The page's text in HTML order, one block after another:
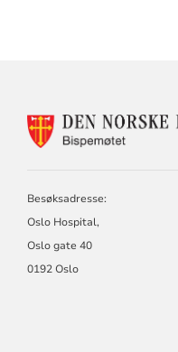
Besøksadresse:
Oslo Hospital,
Oslo gate 40
0192 Oslo